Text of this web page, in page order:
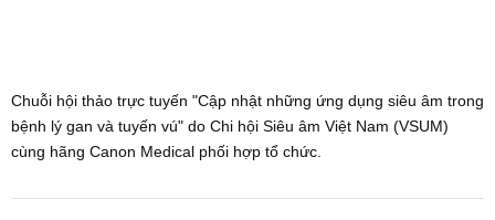
Chuỗi hội thảo trực tuyến "Cập nhật những ứng dụng siêu âm trong
bệnh lý gan và tuyến vú" do Chi hội Siêu âm Việt Nam (VSUM)
cùng hãng Canon Medical phối hợp tổ chức.